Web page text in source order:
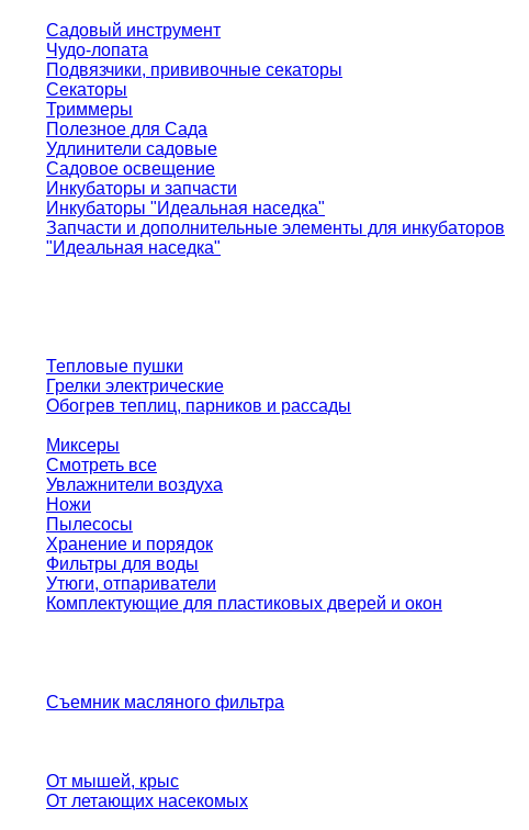
Садовый инструмент
Чудо-лопата
Подвязчики, прививочные секаторы
Секаторы
Триммеры
Полезное для Сада
Удлинители садовые
Садовое освещение
Инкубаторы и запчасти
Инкубаторы "Идеальная наседка"
Запчасти и дополнительные элементы для инкубаторов
"Идеальная наседка"
Тепловые пушки
Грелки электрические
Обогрев теплиц, парников и рассады
Миксеры
Смотреть все
Увлажнители воздуха
Ножи
Пылесосы
Хранение и порядок
Фильтры для воды
Утюги, отпариватели
Комплектующие для пластиковых дверей и окон
Съемник масляного фильтра
От мышей, крыс
От летающих насекомых